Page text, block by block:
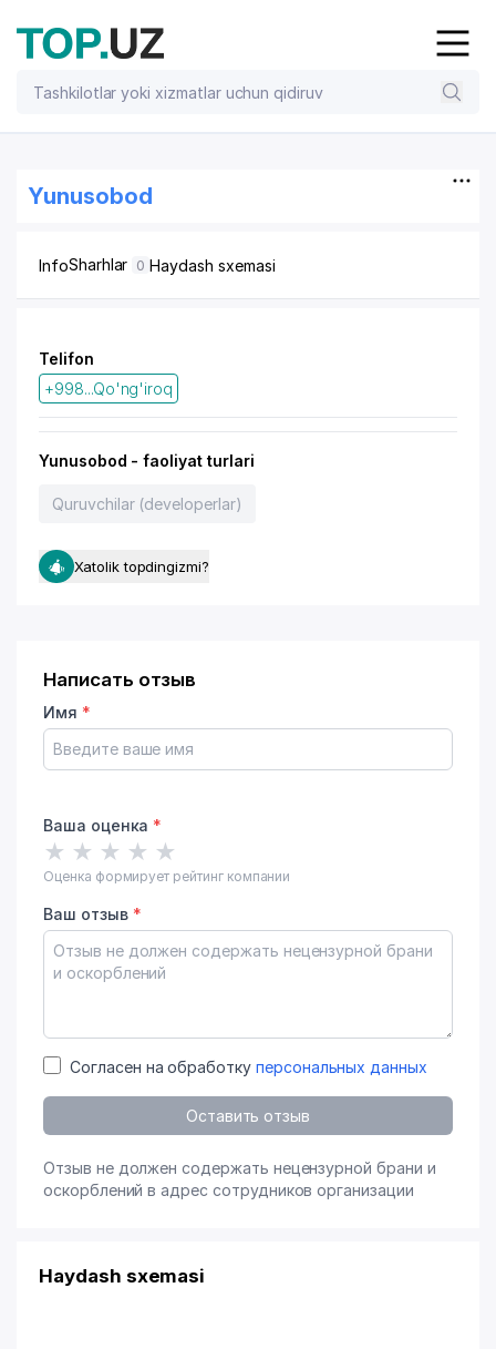
Yunusobod
InfoSharhlar 0 Haydash sxemasi
Telifon
+998...Qo'ng'iroq
Yunusobod - faoliyat turlari
Quruvchilar (developerlar)
Xatolik topdingizmi?
Написать отзыв
Имя *
Ваша оценка *
★ ★ ★ ★ ★
Оценка формирует рейтинг компании
Ваш отзыв *
Согласен на обработку персональных данных
Оставить отзыв
Отзыв не должен содержать нецензурной брани и
оскорблений в адрес сотрудников организации
Haydash sxemasi